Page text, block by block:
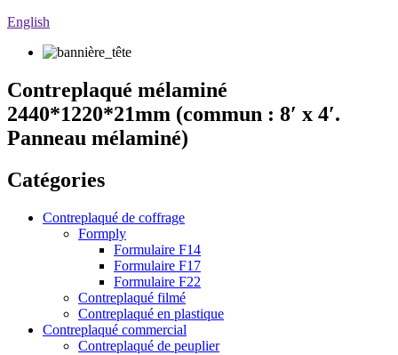
English
Contreplaqué mélaminé
2440*1220*21mm (commun : 8′ x 4′.
Panneau mélaminé)
Catégories
Contreplaqué de coffrage
Formply
Formulaire F14
Formulaire F17
Formulaire F22
Contreplaqué filmé
Contreplaqué en plastique
Contreplaqué commercial
Contreplaqué de peuplier